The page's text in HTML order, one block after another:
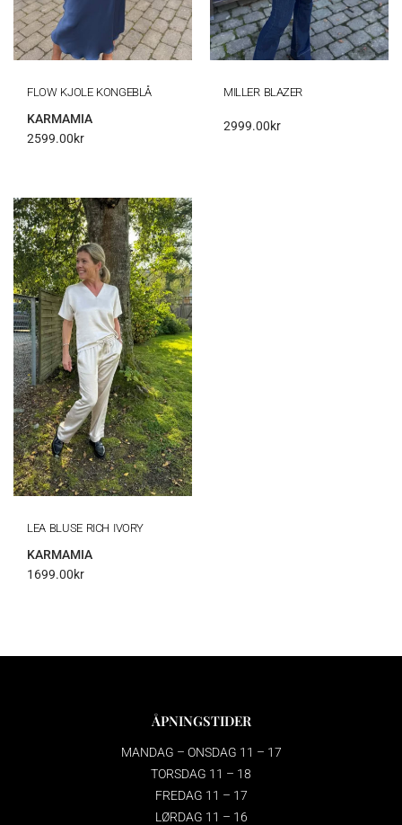
FLOW KJOLE KONGEBLÅ
KARMAMIA
2599.00kr
MILLER BLAZER
2999.00kr
LEA BLUSE RICH IVORY
KARMAMIA
1699.00kr
ÅPNINGSTIDER
MANDAG – ONSDAG 11 – 17
TORSDAG 11 – 18
FREDAG 11 – 17
LØRDAG 11 – 16